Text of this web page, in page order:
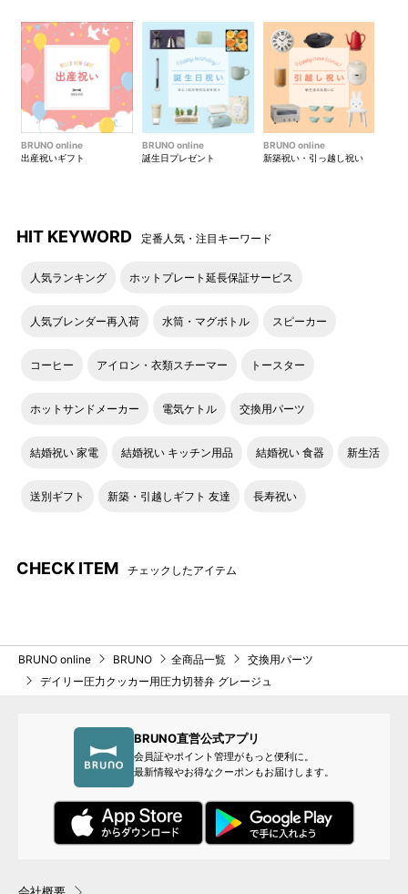
BRUNO online
出産祝いギフト
BRUNO online
誕生日プレゼント
BRUNO online
新築祝い・引っ越し祝い
HIT KEYWORD 定番人気・注目キーワード
人気ランキング ホットプレート延長保証サービス
人気ブレンダー再入荷 水筒・マグボトル スピーカー
コーヒー アイロン・衣類スチーマー トースター
ホットサンドメーカー 電気ケトル 交換用パーツ
結婚祝い 家電 結婚祝い キッチン用品 結婚祝い 食器 新生活
送別ギフト 新築・引越しギフト 友達 長寿祝い
CHECK ITEM チェックしたアイテム
BRUNO online BRUNO 全商品一覧
交換用パーツ
デイリー圧力クッカー用圧力切替弁 グレージュ
BRUNO直営公式アプリ
会員証やポイント管理がもっと便利に。
最新情報やお得なクーポンもお届けします。